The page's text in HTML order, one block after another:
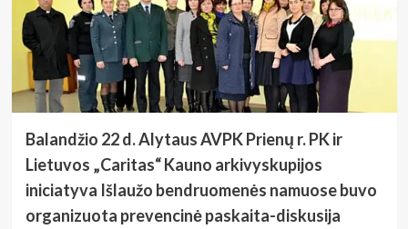
Balandžio 22 d. Alytaus AVPK Prienų r. PK ir
Lietuvos „Caritas“ Kauno arkivyskupijos
iniciatyva Išlaužo bendruomenės namuose buvo
organizuota prevencinė paskaita-diskusija